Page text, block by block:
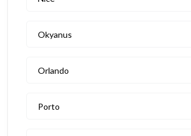
Okyanus
Orlando
Porto